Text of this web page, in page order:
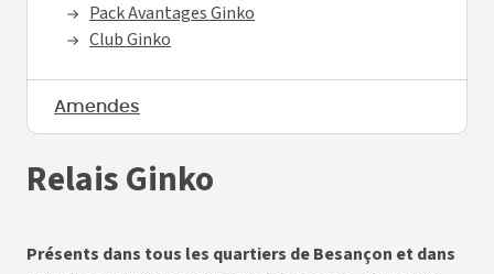
Pack Avantages Ginko
Club Ginko
Amendes
Relais Ginko
Présents dans tous les quartiers de Besançon et dans